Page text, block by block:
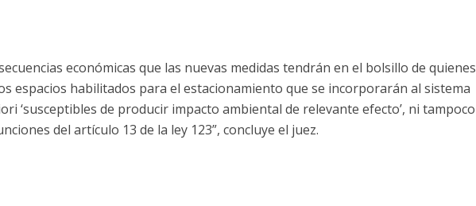
económicas que las nuevas medidas tendrán en el bolsillo de quienes
espacios habilitados para el estacionamiento que se incorporarán al sistema
‘susceptibles de producir impacto ambiental de relevante efecto’, ni tampoco
del artículo 13 de la ley 123”, concluye el juez.